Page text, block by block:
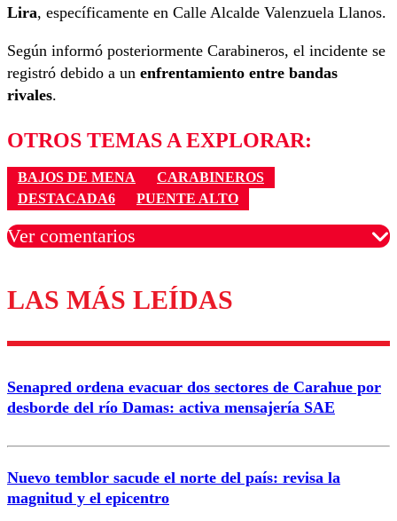
Lira, específicamente en Calle Alcalde Valenzuela Llanos.
Según informó posteriormente Carabineros, el incidente se
registró debido a un enfrentamiento entre bandas
rivales.
OTROS TEMAS A EXPLORAR:
BAJOS DE MENA
CARABINEROS
DESTACADA6
PUENTE ALTO
Ver comentarios
Los comentarios son moderados para garantizar un
diálogo respetuoso.
Nombre
Correo
LAS MÁS LEÍDAS
Senapred ordena evacuar dos sectores de Carahue por
desborde del río Damas: activa mensajería SAE
Nuevo temblor sacude el norte del país: revisa la
magnitud y el epicentro